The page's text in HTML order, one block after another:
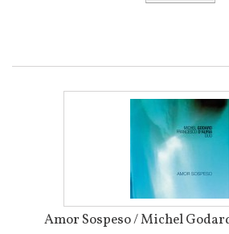
Amor Sospeso / Michel